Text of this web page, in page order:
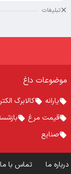
تبلیغات
موضوعات داغ
یارانه کالابرگ
قیمت مرغ
صنایع
درباره ما تماس با ما